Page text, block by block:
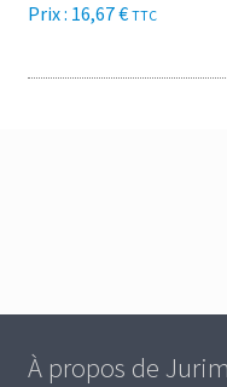
16,67€ TTC
À propos de